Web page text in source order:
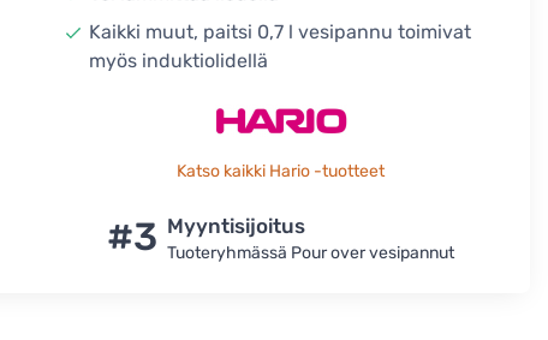
Kaikki muut, paitsi 0,7 l vesipannu toimivat
myös induktiolidellä
Katso kaikki Hario -tuotteet
#3 Myyntisijoitus
Tuoteryhmässä Pour over vesipannut